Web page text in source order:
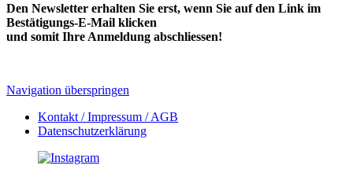
Den Newsletter erhalten Sie erst, wenn Sie auf den Link im
Bestätigungs-E-Mail klicken
und somit Ihre Anmeldung abschliessen!
Navigation überspringen
Kontakt / Impressum / AGB
Datenschutzerklärung